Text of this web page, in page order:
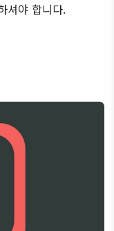
셔야 합니다.